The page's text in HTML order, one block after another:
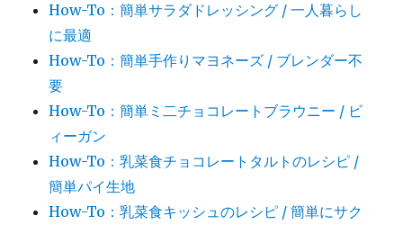
How-To：簡単サラダドレッシング / 一人暮らし
に最適
How-To：簡単手作りマヨネーズ / ブレンダー不
要
How-To：簡単ミ二チョコレートブラウニー / ビ
ィーガン
How-To：乳菜食チョコレートタルトのレシピ /
簡単パイ生地
How-To：乳菜食キッシュのレシピ / 簡単にサク